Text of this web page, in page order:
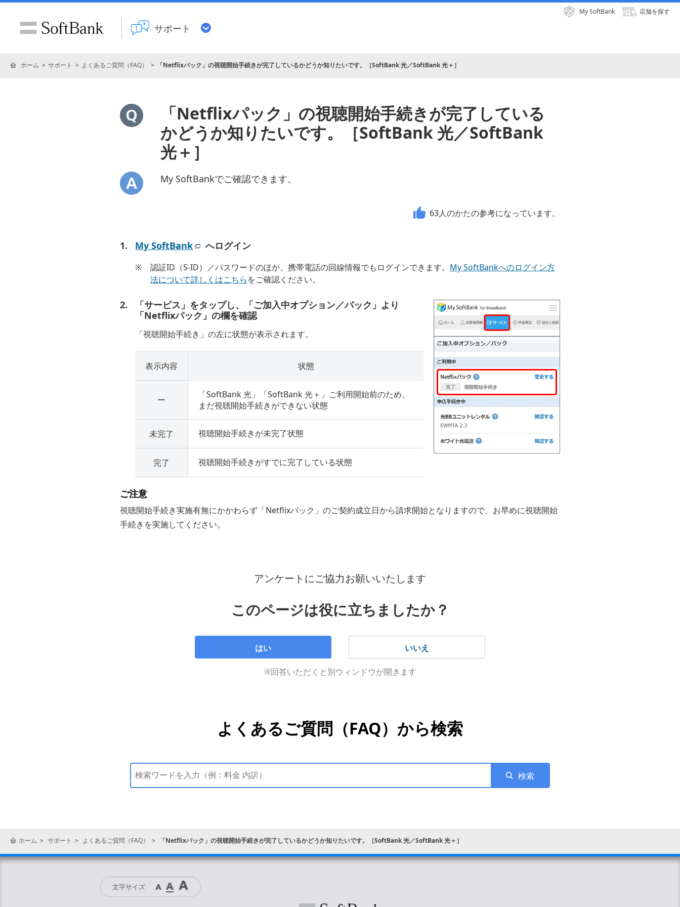
サポート
My SoftBank 店舗を探す
ホーム サポート よくあるご質問（FAQ） 「Netflixパック」の視聴開始手続きが完了しているかどうか知りたいです。［SoftBank 光／SoftBank 光＋］
「Netflixパック」の視聴開始手続きが完了している
かどうか知りたいです。［SoftBank 光／SoftBank
光＋］
My SoftBankでご確認できます。
63人のかたの参考になっています。
My SoftBank へログイン
※ 認証ID（S-ID）／パスワードのほか、携帯電話の回線情報でもログインできます。 My SoftBankへのログイン方
法について詳しくはこちらをご確認ください。
「サービス」をタップし、「ご加入中オプション／パック」より
「Netflixパック」の欄を確認
「視聴開始手続き」の左に状態が表示されます。
表示内容 状態
ー
「SoftBank 光」「SoftBank 光＋」ご利用開始前のため、
まだ視聴開始手続きができない状態
未完了 視聴開始手続きが未完了状態
完了 視聴開始手続きがすでに完了している状態
ご注意
視聴開始手続き実施有無にかかわらず「Netflixパック」のご契約成立日から請求開始となりますので、お早めに視聴開始
手続きを実施してください。
アンケートにご協力お願いいたします
このページは役に立ちましたか？
はい いいえ
※回答いただくと別ウィンドウが開きます
よくあるご質問（FAQ）から検索
検索
ホーム サポート よくあるご質問（FAQ） 「Netflixパック」の視聴開始手続きが完了しているかどうか知りたいです。［SoftBank 光／SoftBank 光＋］
文字サイズ